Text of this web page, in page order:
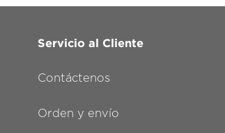
Servicio al Cliente
Contáctenos
Orden y envío